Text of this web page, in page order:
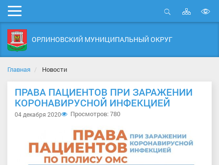
Мобильное
меню
Открыть
Карта
сайта
ОРЛИНОВСКИЙ МУНИЦИПАЛЬНЫЙ ОКРУГ
Главная Новости
ПРАВА ПАЦИЕНТОВ ПРИ ЗАРАЖЕНИИ
КОРОНАВИРУСНОЙ ИНФЕКЦИЕЙ
04 декабря 2020 Просмотров: 780